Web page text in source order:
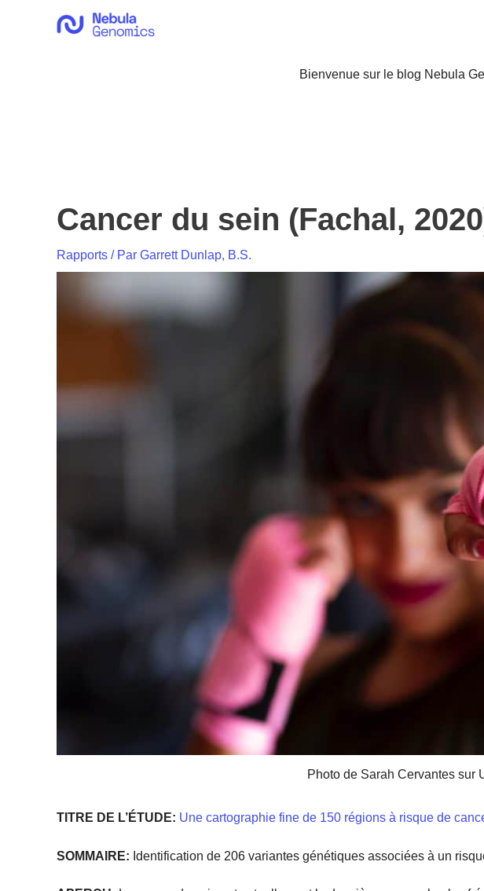
Bienvenue sur le blog Nebula
Cancer du sein (Fachal,
Rapports / Par Garrett Dunlap, B.S.
Photo de Sarah Cervantes sur
TITRE DE L’ÉTUDE: Une cartographie fine de 150 régions à risque de
SOMMAIRE: Identification de 206 variantes génétiques associées à un